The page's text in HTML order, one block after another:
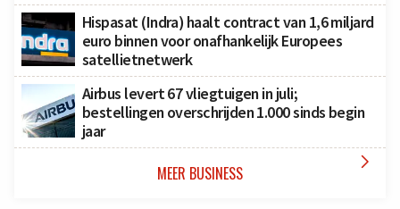
Hispasat (Indra) haalt contract van 1,6 miljard
euro binnen voor onafhankelijk Europees
satellietnetwerk
Airbus levert 67 vliegtuigen in juli;
bestellingen overschrijden 1.000 sinds begin
jaar
MEER BUSINESS 